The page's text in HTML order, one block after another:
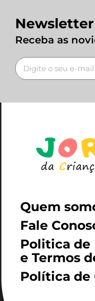
Newsletter
Receba as
Quem
Fale
Politica de
e Termos
Política de